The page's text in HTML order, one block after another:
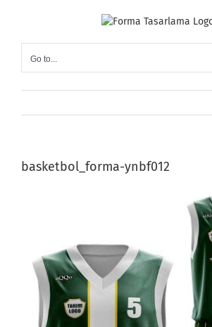
Go to...
basketbol_forma-ynbf012